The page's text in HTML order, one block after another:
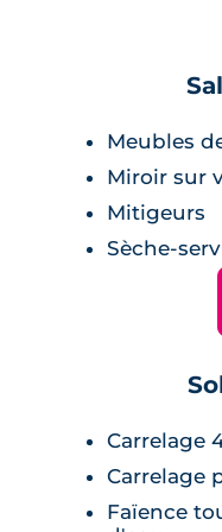
personnalisables
de travail de la
les pièces, volets
Meubles
Miroir sur
Mitigeurs
Sèche-
Carrelage
Carrelage
Faïence